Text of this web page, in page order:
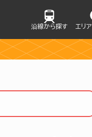
沿線から探す エリ